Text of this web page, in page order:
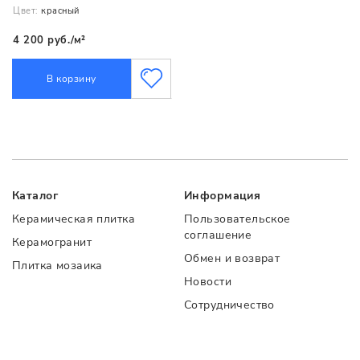
Цвет: красный
4 200 руб./м²
В корзину
Каталог
Керамическая плитка
Керамогранит
Плитка мозаика
Информация
Пользовательское
соглашение
Обмен и возврат
Новости
Сотрудничество